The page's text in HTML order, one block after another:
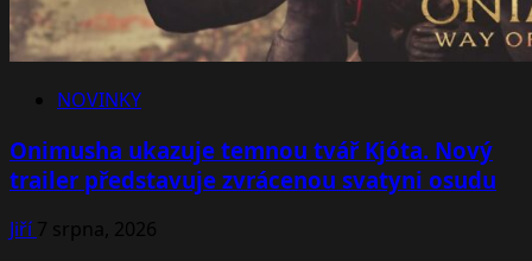
NOVINKY
Onimusha ukazuje temnou tvář Kjóta. Nový
trailer představuje zvrácenou svatyni osudu
Jiří7 srpna, 2026